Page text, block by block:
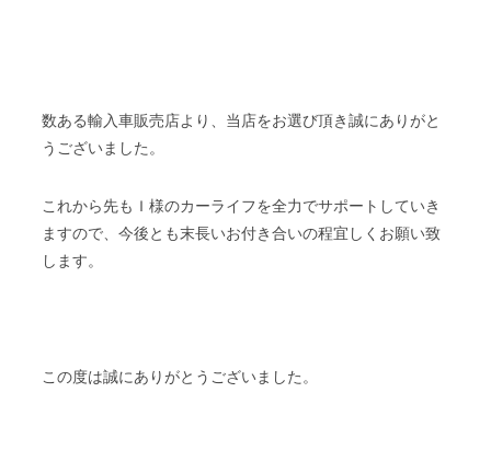
数ある輸入車販売店より、当店をお選び頂き誠にありがと
うございました。
これから先もＩ様のカーライフを全力でサポートしていき
ますので、今後とも末長いお付き合いの程宜しくお願い致
します。
この度は誠にありがとうございました。